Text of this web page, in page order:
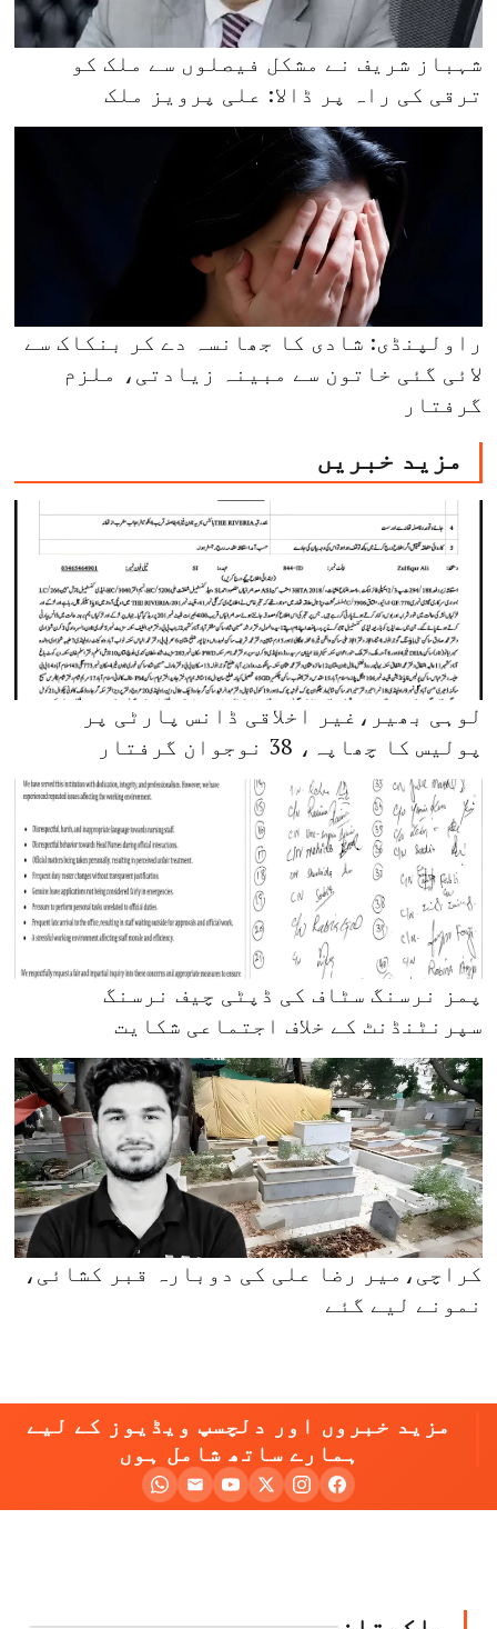
شہباز شریف نے مشکل فیصلوں سے ملک کو
ترقی کی راہ پر ڈالا: علی پرویز ملک
راولپنڈی: شادی کا جھانسہ دے کر بنکاک سے
لائی گئی خاتون سے مبینہ زیادتی، ملزم
گرفتار
مزید خبریں
لوہی بھیر،غیر اخلاقی ڈانس پارٹی پر
پولیس کا چھاپہ، 38 نوجوان گرفتار
پمز نرسنگ سٹاف کی ڈپٹی چیف نرسنگ
سپرنٹنڈنٹ کے خلاف اجتماعی شکایت
کراچی،میر رضا علی کی دوبارہ قبر کشائی،
نمونے لیے گئے
مزید خبروں اور دلچسپ ویڈیوز کے لیے
ہمارے ساتھ شامل ہوں